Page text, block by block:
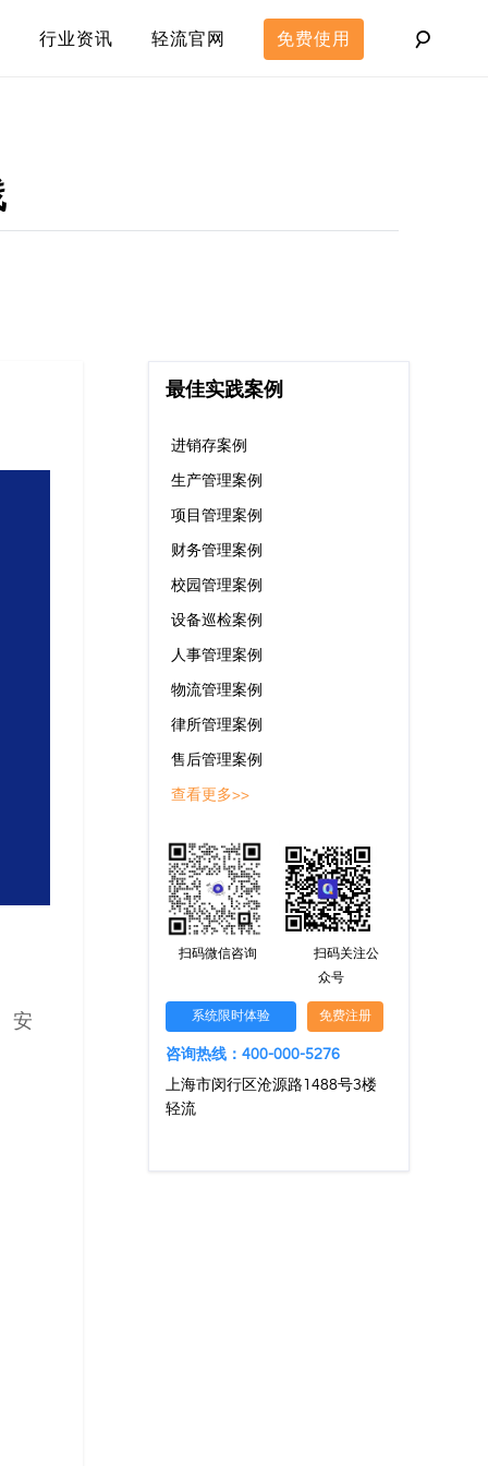
行业资讯 轻流官网 免费使用
安
最佳实践案例
进销存案例
生产管理案例
项目管理案例
财务管理案例
校园管理案例
设备巡检案例
人事管理案例
物流管理案例
律所管理案例
售后管理案例
查看更多>>
扫码微信咨询
扫码关注公
众号
系统限时体验 免费注册
咨询热线：400-000-5276
上海市闵行区沧源路1488号3楼
轻流